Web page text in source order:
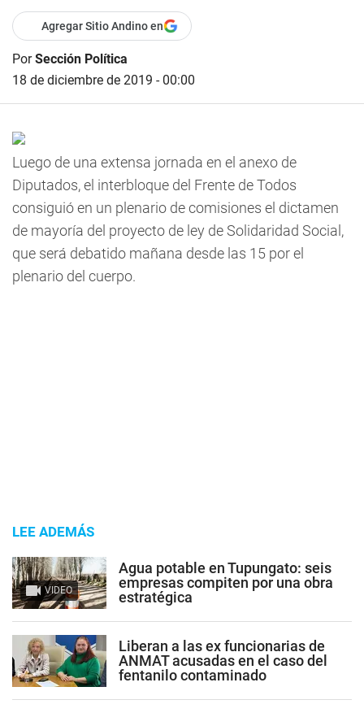
Agregar Sitio Andino en
PorSección Política
18 de diciembre de 2019 - 00:00
Luego de una extensa jornada en el anexo de
Diputados, el interbloque del Frente de Todos
consiguió en un plenario de comisiones el dictamen
de mayoría del proyecto de ley de Solidaridad Social,
que será debatido mañana desde las 15 por el
plenario del cuerpo.
LEE ADEMÁS
VIDEO
Agua potable en Tupungato: seis
empresas compiten por una obra
estratégica
Liberan a las ex funcionarias de
ANMAT acusadas en el caso del
fentanilo contaminado